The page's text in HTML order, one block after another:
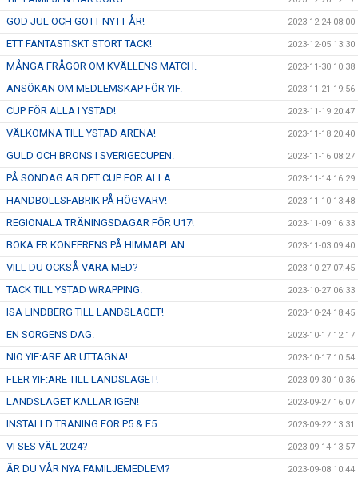
GOD JUL OCH GOTT NYTT ÅR! 2023-12-24 08:00
ETT FANTASTISKT STORT TACK! 2023-12-05 13:30
MÅNGA FRÅGOR OM KVÄLLENS MATCH. 2023-11-30 10:38
ANSÖKAN OM MEDLEMSKAP FÖR YIF. 2023-11-21 19:56
CUP FÖR ALLA I YSTAD! 2023-11-19 20:47
VÄLKOMNA TILL YSTAD ARENA! 2023-11-18 20:40
GULD OCH BRONS I SVERIGECUPEN. 2023-11-16 08:27
PÅ SÖNDAG ÄR DET CUP FÖR ALLA. 2023-11-14 16:29
HANDBOLLSFABRIK PÅ HÖGVARV! 2023-11-10 13:48
REGIONALA TRÄNINGSDAGAR FÖR U17! 2023-11-09 16:33
BOKA ER KONFERENS PÅ HIMMAPLAN. 2023-11-03 09:40
VILL DU OCKSÅ VARA MED? 2023-10-27 07:45
TACK TILL YSTAD WRAPPING. 2023-10-27 06:33
ISA LINDBERG TILL LANDSLAGET! 2023-10-24 18:45
EN SORGENS DAG. 2023-10-17 12:17
NIO YIF:ARE ÄR UTTAGNA! 2023-10-17 10:54
FLER YIF:ARE TILL LANDSLAGET! 2023-09-30 10:36
LANDSLAGET KALLAR IGEN! 2023-09-27 16:07
INSTÄLLD TRÄNING FÖR P5 & F5. 2023-09-22 13:31
VI SES VÄL 2024? 2023-09-14 13:57
ÄR DU VÅR NYA FAMILJEMEDLEM? 2023-09-08 10:44